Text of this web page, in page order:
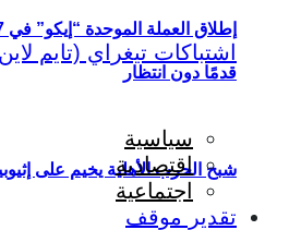
شبح الحرب الأهلية يخيم على
قدمًا دون انتظار
سياسية
اقتصادية
اجتماعية
تقدير موقف